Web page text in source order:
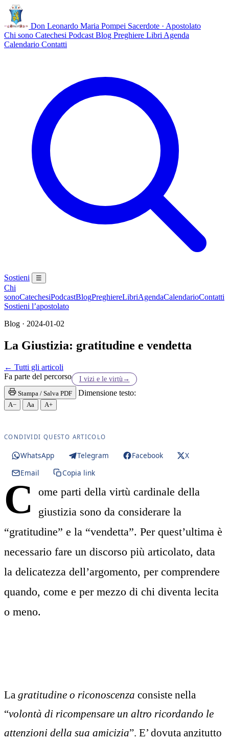
Don Leonardo Maria Pompei Sacerdote · Apostolato
Chi sono Catechesi Podcast Blog Preghiere Libri Agenda
Calendario Contatti
Sostieni ☰
Chi
sonoCatechesiPodcastBlogPreghiereLibriAgendaCalendarioContatti
Sostieni l’apostolato
Blog · 2024-01-02
La Giustizia: gratitudine e vendetta
← Tutti gli articoli
Fa parte del percorso
I vizi e le virtù →
Stampa / Salva PDF
Dimensione testo:
A− Aa A+
CONDIVIDI QUESTO ARTICOLO
WhatsApp Telegram Facebook
X
Email
Copia link
C
ome parti della virtù cardinale della
giustizia sono da considerare la
“gratitudine” e la “vendetta”. Per quest’ultima è
necessario fare un discorso più articolato, data
la delicatezza dell’argomento, per comprendere
quando, come e per mezzo di chi diventa lecita
o meno.
La gratitudine o riconoscenza consiste nella
“volontà di ricompensare un altro ricordando le
attenzioni della sua amicizia”. E’ dovuta anzitutto